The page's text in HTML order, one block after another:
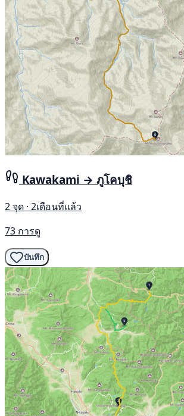
Kawakami → ภูโคบุชิ
2 จุด · 2เดือนที่แล้ว
73 การดู
บันทึก